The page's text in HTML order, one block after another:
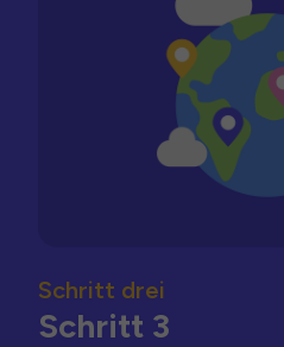
Schritt drei
Schritt 3